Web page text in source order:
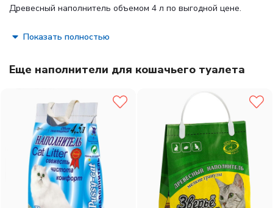
Древесный наполнитель объемом 4 л по выгодной цене.
Показать полностью
Еще наполнители для кошачьего туалета